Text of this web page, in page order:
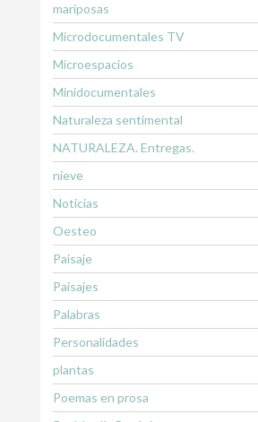
mariposas
Microdocumentales TV
Microespacios
Minidocumentales
Naturaleza sentimental
NATURALEZA. Entregas.
nieve
Noticias
Oesteo
Paisaje
Paisajes
Palabras
Personalidades
plantas
Poemas en prosa